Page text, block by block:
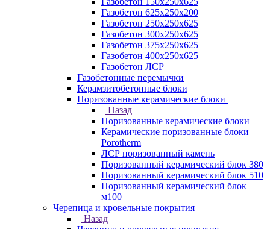
Газобетон 625х250х200
Газобетон 250х250х625
Газобетон 300х250х625
Газобетон 375х250х625
Газобетон 400х250х625
Газобетон ЛСР
Газобетонные перемычки
Керамзитобетонные блоки
Поризованные керамические блоки
Назад
Поризованные керамические блоки
Керамические поризованные блоки
Porotherm
ЛСР поризованный камень
Поризованный керамический блок 380
Поризованный керамический блок 510
Поризованный керамический блок
м100
Черепица и кровельные покрытия
Назад